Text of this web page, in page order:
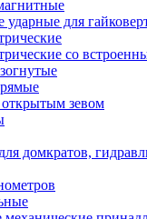
для
со
зевом
домкратов,